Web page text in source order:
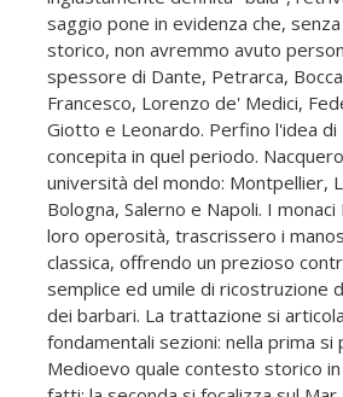
saggio pone in evidenza che,
storico, non avremmo avuto
spessore di Dante, Petrarca,
Francesco, Lorenzo de' Medici,
Giotto e Leonardo. Perfino l'idea di
concepita in quel periodo.
università del mondo: Montpellier,
Bologna, Salerno e Napoli. I
loro operosità, trascrissero i
classica, offrendo un prezioso
semplice ed umile di ricostruzione
dei barbari. La trattazione si
fondamentali sezioni: nella prima si
Medioevo quale contesto storico